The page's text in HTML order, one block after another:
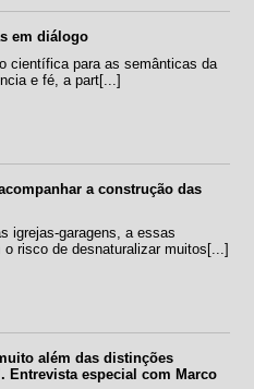
em diálogo
científica para as semânticas da
e fé, a part[...]
a construção das
igrejas-garagens, a essas
risco de desnaturalizar muitos[...]
além das distinções
Entrevista especial com Marco